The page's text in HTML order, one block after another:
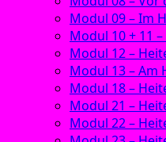
Modul 09 – Im
Modul 10 + 11
Modul 12 –
Modul 13 – Am
Modul 18 –
Modul 21 –
Modul 22 –